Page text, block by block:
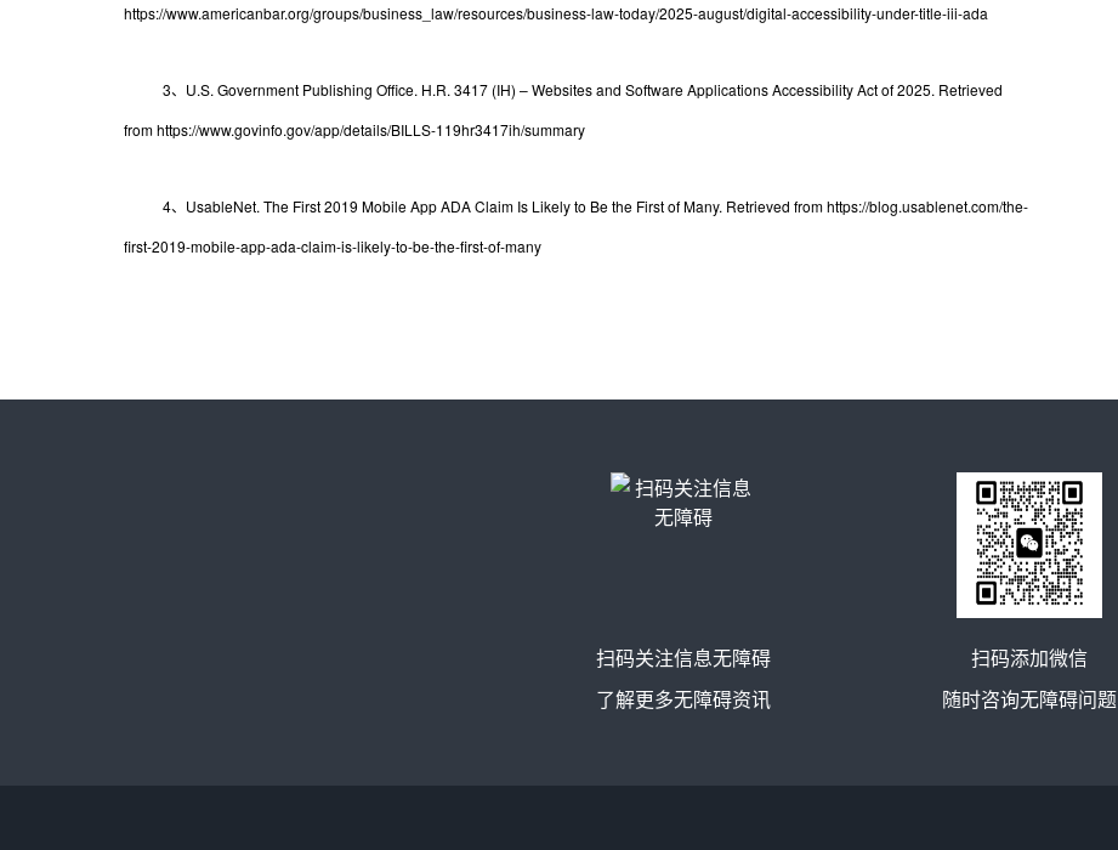
https://www.americanbar.org/groups/business_law/resources/business-law-today/2025-august/digital-accessibility-under-title-iii-ada
3、U.S. Government Publishing Office. H.R. 3417 (IH) – Websites and Software Applications Accessibility Act of 2025. Retrieved
from https://www.govinfo.gov/app/details/BILLS-119hr3417ih/summary
4、UsableNet. The First 2019 Mobile App ADA Claim Is Likely to Be the First of Many. Retrieved from https://blog.usablenet.com/the-
first-2019-mobile-app-ada-claim-is-likely-to-be-the-first-of-many
扫码关注信息无障碍
了解更多无障碍资讯
扫码添加微信
随时咨询无障碍问题